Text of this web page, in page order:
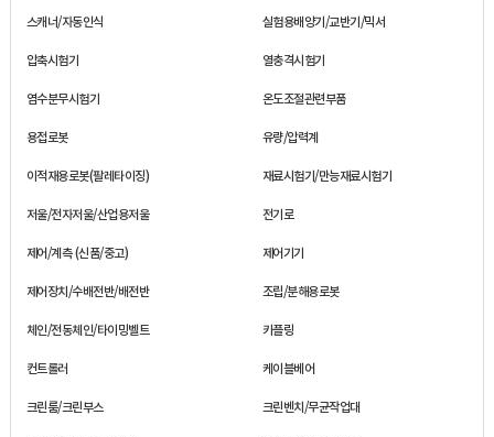
스캐너/자동인식 실험용배양기/교반기/믹서
압축시험기 열충격시험기
염수분무시험기 온도조절관련부품
용접로봇 유량/압력계
이적재용로봇(팔레타이징) 재료시험기/만능재료시험기
저울/전자저울/산업용저울 전기로
제어/계측 (신품/중고) 제어기기
제어장치/수배전반/배전반 조립/분해용로봇
체인/전동체인/타이밍벨트 카플링
컨트롤러 케이블베어
크린룸/크린부스 크린벤치/무균작업대